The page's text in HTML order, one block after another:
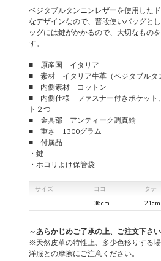
ベジタブルタンニンレザーを使用した
なデザインなので、普段使いバッグと
ッグには鍵がかかるので、大切なもの
す。
■ 原産国 イタリア
■ 素材 イタリア牛革（ベジタブルタ
■ 内側素材 コットン
■ 内側仕様 ファスナー付きポケット
ト２つ
■ 金具部 アンティーク調真鍮
■ 重さ 1300グラム
■ 付属品
・鍵
・ホコリよけ保管袋
サイズ: ヨコ タテ
36cm
21cm
～あらかじめご了承の上、ご注文下さ
※天然皮革の特性上、多少色移りする
洋服との摩擦にご注意ください。